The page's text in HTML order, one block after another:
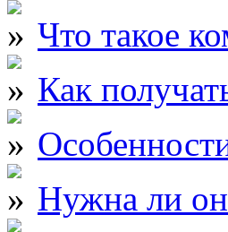
Что такое
Как
Нужна ли